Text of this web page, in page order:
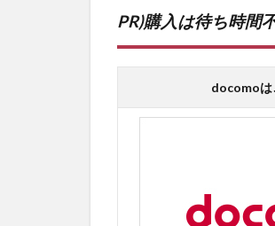
PR)購入は待ち時間
docomoは